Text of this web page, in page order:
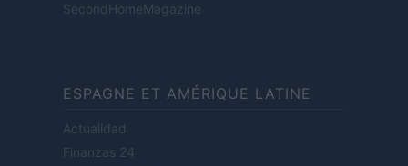
SecondHomeMagazine
ESPAGNE ET AMÉRIQUE LATINE
Actualidad
Finanzas 24